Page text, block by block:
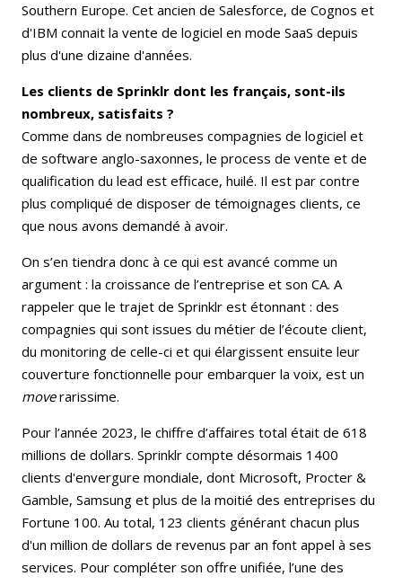
Southern Europe. Cet ancien de Salesforce, de Cognos et
d'IBM connait la vente de logiciel en mode SaaS depuis
plus d'une dizaine d'années.
Les clients de Sprinklr dont les français, sont-ils
nombreux, satisfaits ?
Comme dans de nombreuses compagnies de logiciel et
de software anglo-saxonnes, le process de vente et de
qualification du lead est efficace, huilé. Il est par contre
plus compliqué de disposer de témoignages clients, ce
que nous avons demandé à avoir.
On s’en tiendra donc à ce qui est avancé comme un
argument : la croissance de l’entreprise et son CA. A
rappeler que le trajet de Sprinklr est étonnant : des
compagnies qui sont issues du métier de l’écoute client,
du monitoring de celle-ci et qui élargissent ensuite leur
couverture fonctionnelle pour embarquer la voix, est un
moverarissime.
Pour l’année 2023, le chiffre d’affaires total était de 618
millions de dollars. Sprinklr compte désormais 1400
clients d'envergure mondiale, dont Microsoft, Procter &
Gamble, Samsung et plus de la moitié des entreprises du
Fortune 100. Au total, 123 clients générant chacun plus
d'un million de dollars de revenus par an font appel à ses
services. Pour compléter son offre unifiée, l’une des